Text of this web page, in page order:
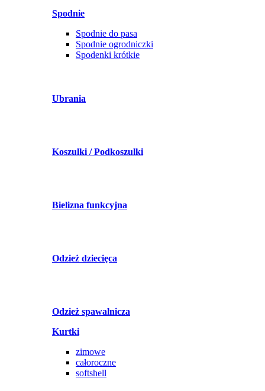
Spodnie
Spodnie do pasa
Spodnie ogrodniczki
Spodenki krótkie
Ubrania
Koszulki / Podkoszulki
Bielizna funkcyjna
Odzież dziecięca
Odzież spawalnicza
Kurtki
zimowe
całoroczne
softshell